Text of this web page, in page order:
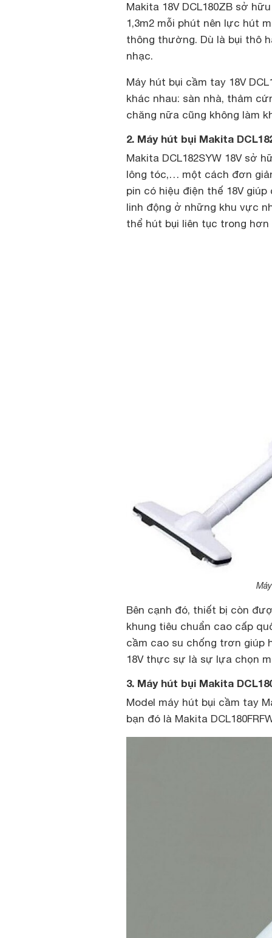
Makita 18V DCL180ZB sở
1,3m2 mỗi phút nên lực hút
thông thường. Dù là bụi thô
nhạc.
Máy hút bụi cầm tay 18V
khác nhau: sàn nhà, thảm
chăng nữa cũng không làm
2. Máy hút bụi Makita
Makita DCL182SYW 18V sở
lông tóc,… một cách đơn
pin có hiệu điện thế 18V
linh động ở những khu vực
thể hút bụi liên tục trong
Bên cạnh đó, thiết bị còn
khung tiêu chuẩn cao cấp
cầm cao su chống trơn giúp
18V thực sự là sự lựa chọn
3. Máy hút bụi Makita
Model máy hút bụi cầm tay
bạn đó là Makita